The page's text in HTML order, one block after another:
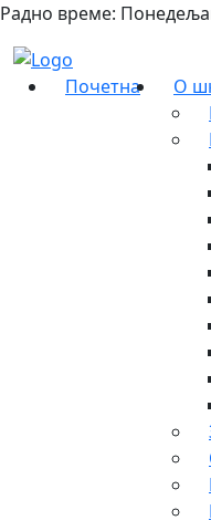
Радно време:
Почетна
О